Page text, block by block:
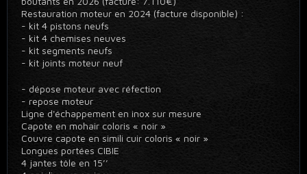
Restauration moteur en 2024 (facture disponible) :
- kit 4 pistons neufs
- kit 4 chemises neuves
- kit segments neufs
- kit joints moteur neuf
- dépose moteur avec réfection
- repose moteur
Ligne d'échappement en inox sur mesure
Capote en mohair coloris « noir »
Couvre capote en simili cuir coloris « noir »
Longues portées CIBIE
4 jantes tôle en 15’’